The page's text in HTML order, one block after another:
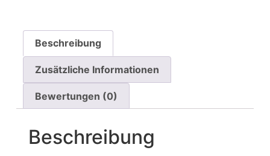
Beschreibung
Zusätzliche Informationen
Bewertungen (0)
Beschreibung